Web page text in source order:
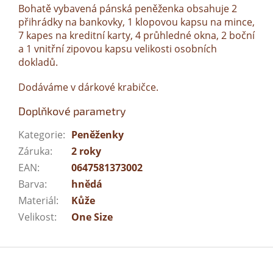
Bohatě vybavená pánská peněženka obsahuje 2
přihrádky na bankovky, 1 klopovou kapsu na mince,
7 kapes na kreditní karty, 4 průhledné okna, 2 boční
a 1 vnitřní zipovou kapsu velikosti osobních
dokladů.
Dodáváme v dárkové krabičce.
Doplňkové parametry
Kategorie: Peněženky
Záruka:
2 roky
EAN:
0647581373002
Barva:
hnědá
Materiál:
Kůže
Velikost: One Size